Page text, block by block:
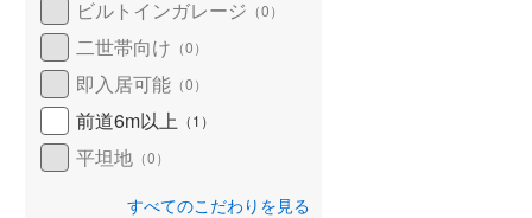
ビルトインガレージ （0）
二世帯向け （0）
即入居可能 （0）
前道6m以上 （1 ）
平坦地 （0）
すべてのこだわりを見る